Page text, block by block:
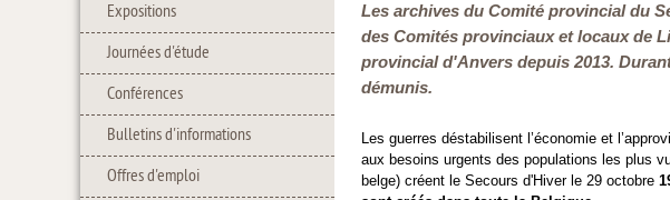
Expositions
Journées d'étude
Conférences
Bulletins d'informations
Offres d'emploi
Les archives du Comité provincial du
des Comités provinciaux et locaux de
provincial d'Anvers depuis 2013.
démunis.
Les guerres déstabilisent l’économie et
aux besoins urgents des populations les plus
belge) créent le Secours d'Hiver le 29 octobre